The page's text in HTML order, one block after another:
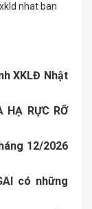
xkld nhat ban
XKLĐ Nhật
HẠ RỰC RỠ
12/2026
có những